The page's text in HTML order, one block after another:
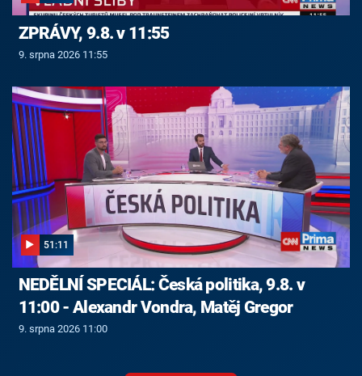
ZPRÁVY, 9.8. v 11:55
9. srpna 2026 11:55
51:11
NEDĚLNÍ SPECIÁL: Česká politika, 9.8. v
11:00 - Alexandr Vondra, Matěj Gregor
9. srpna 2026 11:00